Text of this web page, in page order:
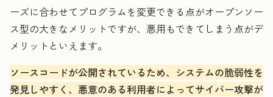
ーズに合わせてプログラムを変更できる点がオープンソー
ス型の大きなメリットですが、悪用もできてしまう点がデ
メリットといえます。
ソースコードが公開されているため、システムの脆弱性を
発見しやすく、悪意のある利用者によってサイバー攻撃が